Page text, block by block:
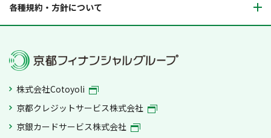
各種規約・方針について
株式会社Cotoyoli
京都クレジットサービス株式会社
京銀カードサービス株式会社